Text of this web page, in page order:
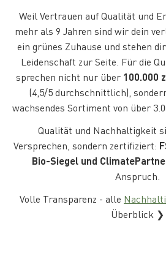
Weil Vertrauen auf Qualität und
mehr als 9 Jahren sind wir dein
ein grünes Zuhause und stehen
Leidenschaft zur Seite. Für die
sprechen nicht nur über 100.000
(4,5/5 durchschnittlich),
wachsendes Sortiment von über
Qualität und Nachhaltigkeit
Versprechen, sondern zertifiziert:
Bio-Siegel und
Anspruch.
Volle Transparenz - alle
Überblick ❯